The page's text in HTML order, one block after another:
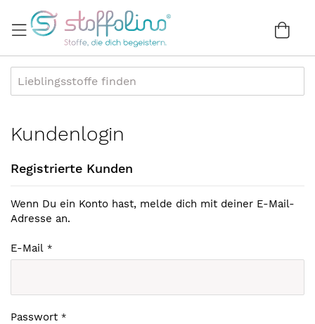
zum
Inhalt
Kundenlogin
Registrierte Kunden
Wenn Du ein Konto hast, melde dich mit deiner E-Mail-
Adresse an.
E-Mail
Passwort